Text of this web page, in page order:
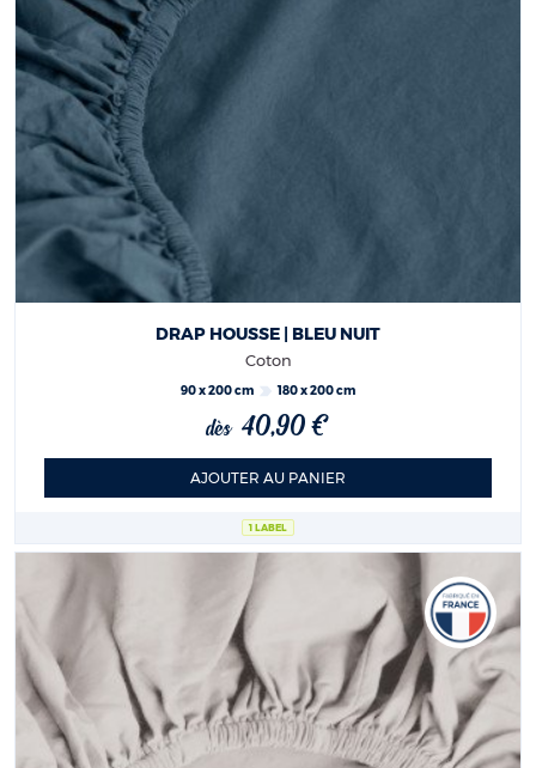
1 LABEL
DRAP HOUSSE | BLEU NUIT
Coton
90 x 200 cm 180 x 200 cm
dès 40,90 €
AJOUTER AU PANIER